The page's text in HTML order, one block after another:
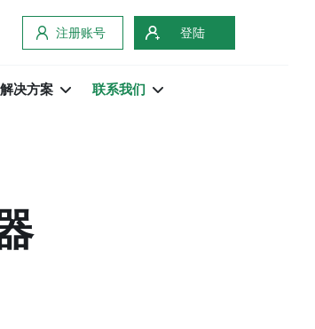
注册账号 登陆
解决方案 联系我们